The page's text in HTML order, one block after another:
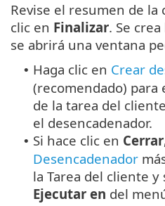
Revise el resumen de
clic en Finalizar. Se
se abrirá una ventana
• Haga clic en Crear
(recomendado) para
de la tarea del
el desencadenador.
• Si hace clic en Cerrar
Desencadenador
la Tarea del cliente y
Ejecutar en del